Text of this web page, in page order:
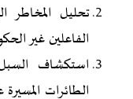
تحليل المخاطر
الفاعلين غير
استكشاف
الطائرات المسيرة